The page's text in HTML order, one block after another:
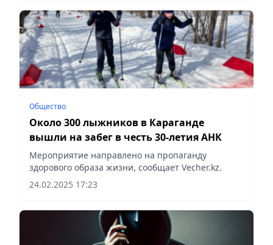
Общество
Около 300 лыжников в Караганде
вышли на забег в честь 30-летия АНК
Мероприятие направлено на пропаганду
здорового образа жизни, сообщает Vecher.kz.
24.02.2025 17:23